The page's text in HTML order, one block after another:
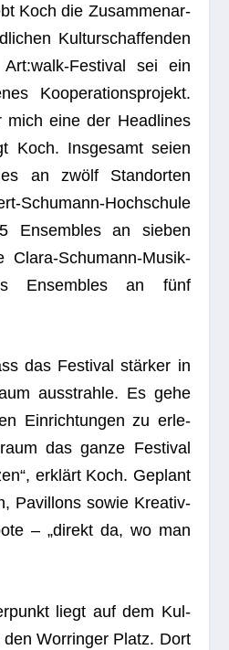
Koch die Zusam­men­ar­
Kul­tur­schaf­fen­den
Festival sei ein
Koope­ra­ti­ons­pro­jekt.
mich eine der Head­lines
Koch. Ins­ge­samt seien
an zwölf Stand­or­ten
Schu­mann-Hoch­schule
Ensem­bles an sie­ben
Clara-Schu­mann-Musik­
Ensem­bles an fünf
das Fes­ti­val stär­ker in
aus­strahle. Es gehe
Ein­rich­tun­gen zu erle­
das ganze Fes­ti­val
erklärt Koch. Geplant
Pavil­lons sowie Krea­tiv-
– „direkt da, wo man
liegt auf dem Kul­
Worrin­ger Platz. Dort